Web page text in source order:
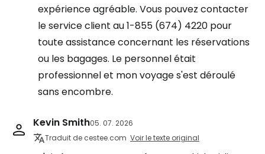
expérience agréable. Vous pouvez contacter
le service client au 1-855 (674) 4220 pour
toute assistance concernant les réservations
ou les bagages. Le personnel était
professionnel et mon voyage s'est déroulé
sans encombre.
Kevin Smith05. 07. 2026
Traduit de cestee.com Voir le texte original